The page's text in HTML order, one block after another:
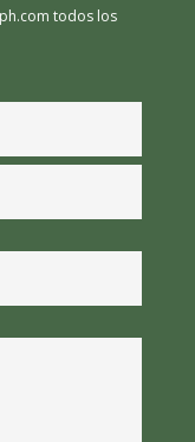
todos los